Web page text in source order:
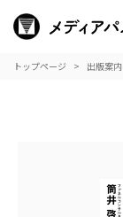
トップページ 出版案内